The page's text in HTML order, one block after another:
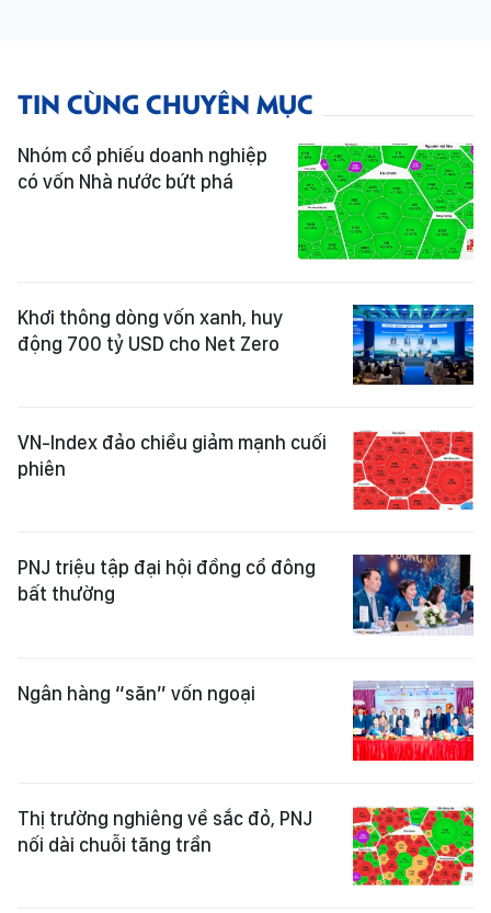
TIN CÙNG CHUYÊN MỤC
Nhóm cổ phiếu doanh nghiệp
có vốn Nhà nước bứt phá
Khơi thông dòng vốn xanh, huy
động 700 tỷ USD cho Net Zero
VN-Index đảo chiều giảm mạnh cuối
phiên
PNJ triệu tập đại hội đồng cổ đông
bất thường
Ngân hàng “săn” vốn ngoại
Thị trường nghiêng về sắc đỏ, PNJ
nối dài chuỗi tăng trần